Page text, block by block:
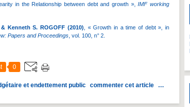
in the Relationship between debt and growth »,IMF working
Kenneth S. ROGOFF (2010) , « Growth in a time of debt », in
Papers and Proceedings , vol. 100, n° 2.
0
et endettement public commenter cet article …